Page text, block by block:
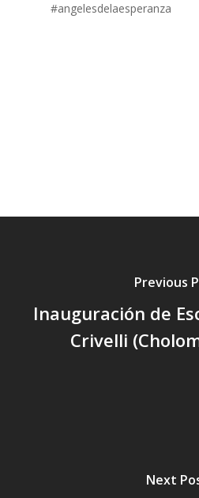
#angelesdelaesperanza
Previous
Inauguración de
Crivelli
Next